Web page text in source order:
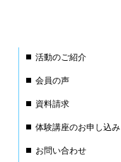
活動のご紹介
会員の声
資料請求
体験講座のお申し込み
お問い合わせ